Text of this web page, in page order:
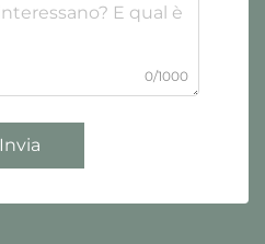
0/1000
Invia